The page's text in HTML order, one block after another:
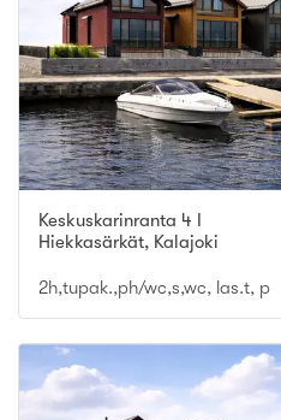
Keskuskarinranta 4 I
Hiekkasärkät, Kalajoki
2h,tupak.,ph/wc,s,wc, las.t, p